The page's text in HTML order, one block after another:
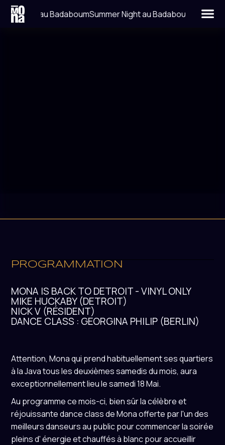
Night au BadaboumSummer Night au Badaboum
PROGRAMMATION
MONA IS BACK TO DETROIT - VINYL ONLY
MIKE HUCKABY (DETROIT)
NICK V (RÉSIDENT)
DANCE CLASS : GEORGINA PHILIP (BERLIN)
Attention, Mona qui prend habituellement ses quartiers
à la Java tous les deuxièmes samedis du mois, aura
exceptionnellement lieu le samedi 18 Mai.
Au programme ce mois-ci, bien sûr la célèbre et
réjouissante dance class de Mona offerte par l'un des
meilleurs danseurs au public pour commencer la soirée
pleins d' énergie et chauffés à blanc pour accueillir